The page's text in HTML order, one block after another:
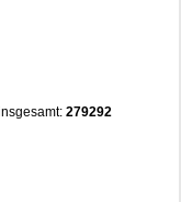
279292